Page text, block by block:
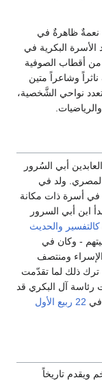
ظاهرةٌ في
البكرية في
من أقطاب الصوفية
وشاعراً متين
نواحي الشَّخصية،
أبي السُرور
ولد في
نشأ بمصر في أسرة ذات مكانة
ابن أبي السرور
كالتفسير والحديث
- وكان في
الإسراء ومنتصف
ترك ذلك لما تقدّمت
رئاسة آل البكري قد
في 22 ربيع الأول
ويقدم تاريخاً